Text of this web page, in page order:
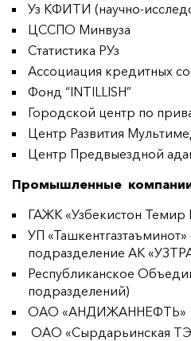
Уз КФИТИ (научно-
ЦССПО Минвуза
Статистика РУз
Ассоциация кредитных
Фонд “INTILLISH”
Городской центр по
Центр Развития
Центр Предвыездной
Промышленные
ГАЖК «Узбекистон Темир
УП
подразделение АК
Республиканское
подразделений)
ОАО «АНДИЖАННЕФТЬ»
ОАО «Сырдарьинская